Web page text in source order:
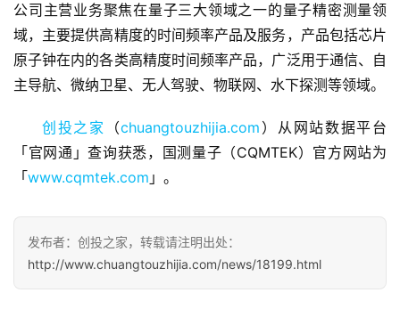
融
资
报
道
商
业
观
初
公司主营业务聚焦在量子三大领域之一的量子精密测量领
域，主要提供高精度的时间频率产品及服务，产品包括芯片
原子钟在内的各类高精度时间频率产品，广泛用于通信、自
主导航、微纳卫星、无人驾驶、物联网、水下探测等领域。
创投之家 （chuangtouzhijia.com ）从网站数据平台
「官网通」查询获悉，国测量子（CQMTEK）官方网站为
「www.cqmtek.com 」。
发布者：创投之家，转载请注明出处：
http://www.chuangtouzhijia.com/news/18199.html